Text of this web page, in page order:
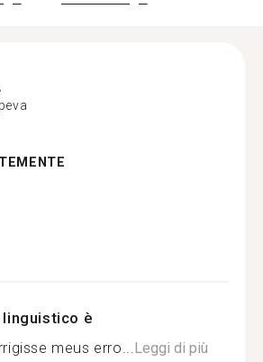
è
meus erro...Leggi di più